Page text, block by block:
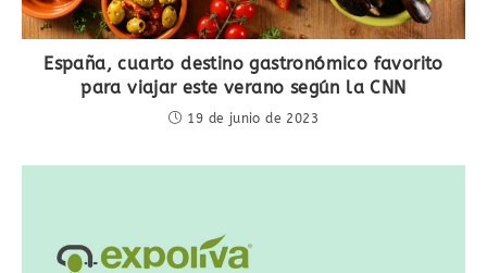
España, cuarto destino gastronómico favorito
para viajar este verano según la CNN
19 de junio de 2023